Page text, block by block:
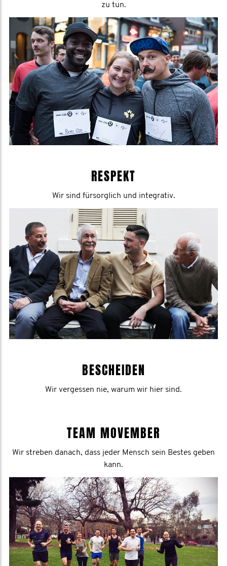
zu tun.
RESPEKT
Wir sind fürsorglich und integrativ.
BESCHEIDEN
Wir vergessen nie, warum wir hier sind.
TEAM MOVEMBER
Wir streben danach, dass jeder Mensch sein Bestes geben
kann.